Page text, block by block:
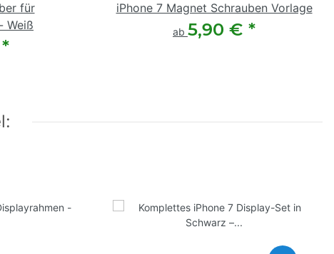
für
Weiß
*
iPhone 7 Magnet Schrauben Vorlage
ab 5,90 € *